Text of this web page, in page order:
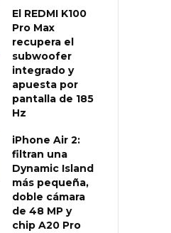
El REDMI K100
Pro Max
recupera el
subwoofer
integrado y
apuesta por
pantalla de 185
Hz
iPhone Air 2:
filtran una
Dynamic Island
más pequeña,
doble cámara
de 48 MP y
chip A20 Pro